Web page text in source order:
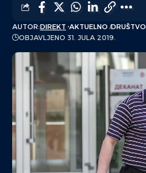
AUTOR:DIREKT AKTUELNO DRUŠTVO
OBJAVLJENO 31. JULA 2019.